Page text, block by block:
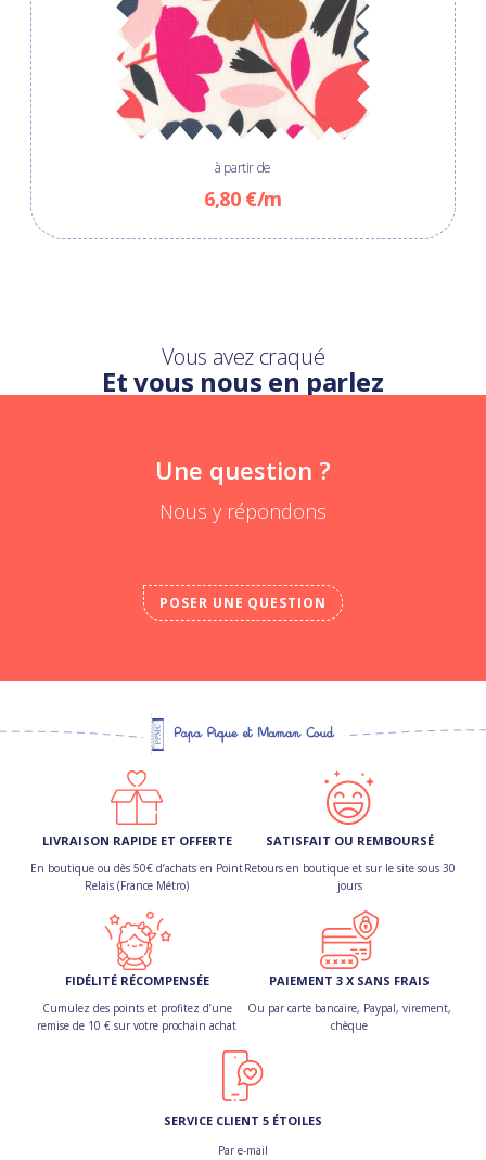
à partir de
6,80 €/m
Vous avez craqué
Et vous nous en parlez
Une question ?
Nous y répondons
POSER UNE QUESTION
LIVRAISON RAPIDE ET OFFERTE
En boutique ou dès 50€ d’achats en Point
Relais (France Métro)
SATISFAIT OU REMBOURSÉ
Retours en boutique et sur le site sous 30
jours
FIDÉLITÉ RÉCOMPENSÉE
Cumulez des points et profitez d’une
remise de 10 € sur votre prochain achat
PAIEMENT 3 X SANS FRAIS
Ou par carte bancaire, Paypal, virement,
chèque
SERVICE CLIENT 5 ÉTOILES
Par e-mail